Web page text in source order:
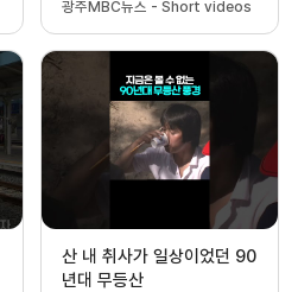
이...
광주MBC뉴스 - Short videos
산 내 취사가 일상이었던 90
년대 무등산